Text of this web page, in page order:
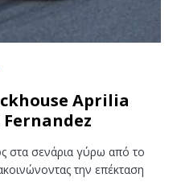
Aprilia
Fernandez
στα σενάρια γύρω από το
την επέκταση